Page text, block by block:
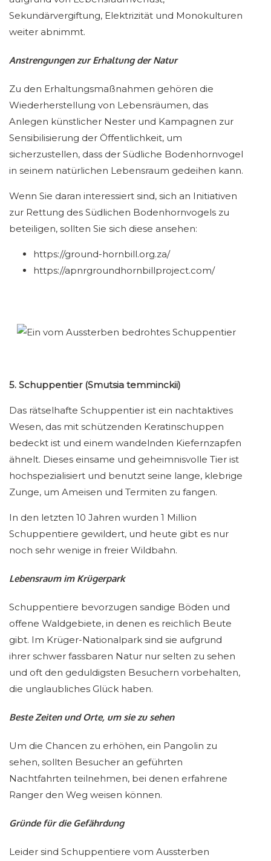
Sekundärvergiftung, Elektrizität und Monokulturen
weiter abnimmt.
Anstrengungen zur Erhaltung der Natur
Zu den Erhaltungsmaßnahmen gehören die
Wiederherstellung von Lebensräumen, das
Anlegen künstlicher Nester und Kampagnen zur
Sensibilisierung der Öffentlichkeit, um
sicherzustellen, dass der Südliche Bodenhornvogel
in seinem natürlichen Lebensraum gedeihen kann.
Wenn Sie daran interessiert sind, sich an Initiativen
zur Rettung des Südlichen Bodenhornvogels zu
beteiligen, sollten Sie sich diese ansehen:
https://ground-hornbill.org.za/
https://apnrgroundhornbillproject.com/
5. Schuppentier (Smutsia temminckii)
Das rätselhafte Schuppentier ist ein nachtaktives
Wesen, das mit schützenden Keratinschuppen
bedeckt ist und einem wandelnden Kiefernzapfen
ähnelt. Dieses einsame und geheimnisvolle Tier ist
hochspezialisiert und benutzt seine lange, klebrige
Zunge, um Ameisen und Termiten zu fangen.
In den letzten 10 Jahren wurden 1 Million
Schuppentiere gewildert, und heute gibt es nur
noch sehr wenige in freier Wildbahn.
Lebensraum im Krügerpark
Schuppentiere bevorzugen sandige Böden und
offene Waldgebiete, in denen es reichlich Beute
gibt. Im Krüger-Nationalpark sind sie aufgrund
ihrer schwer fassbaren Natur nur selten zu sehen
und oft den geduldigsten Besuchern vorbehalten,
die unglaubliches Glück haben.
Beste Zeiten und Orte, um sie zu sehen
Um die Chancen zu erhöhen, ein Pangolin zu
sehen, sollten Besucher an geführten
Nachtfahrten teilnehmen, bei denen erfahrene
Ranger den Weg weisen können.
Gründe für die Gefährdung
Leider sind Schuppentiere vom Aussterben